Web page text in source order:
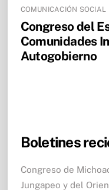
COMUNICACIÓN SOCIAL
Congreso del
Comunidades
Autogobierno
Boletines
Congreso de
Jungapeo y del